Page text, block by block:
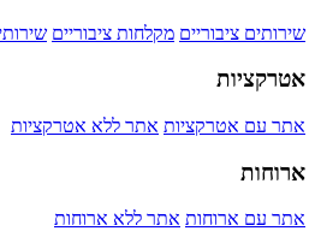
שירותים ציבוריים מקלחות ציבוריים
אטרקציות
אתר עם אטרקציות אתר ללא אטרקציות
ארוחות
אתר עם ארוחות אתר ללא ארוחות